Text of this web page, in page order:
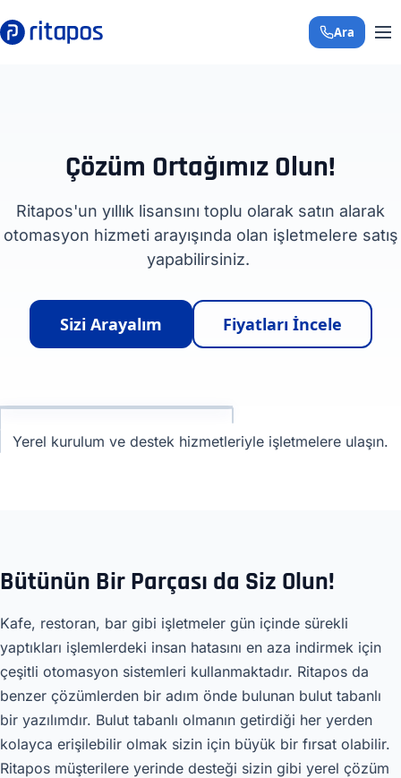
+90 850 308 29
Ara
Çözüm Ortağımız Olun!
Ritapos'un yıllık lisansını toplu olarak satın alarak
otomasyon hizmeti arayışında olan işletmelere satış
yapabilirsiniz.
Sizi Arayalım Fiyatları İncele
Yerel kurulum ve destek hizmetleriyle işletmelere ulaşın.
Bütünün Bir Parçası da Siz Olun!
Kafe, restoran, bar gibi işletmeler gün içinde sürekli
yaptıkları işlemlerdeki insan hatasını en aza indirmek için
çeşitli otomasyon sistemleri kullanmaktadır. Ritapos da
benzer çözümlerden bir adım önde bulunan bulut tabanlı
bir yazılımdır. Bulut tabanlı olmanın getirdiği her yerden
kolayca erişilebilir olmak sizin için büyük bir fırsat olabilir.
Ritapos müşterilere yerinde desteği sizin gibi yerel çözüm